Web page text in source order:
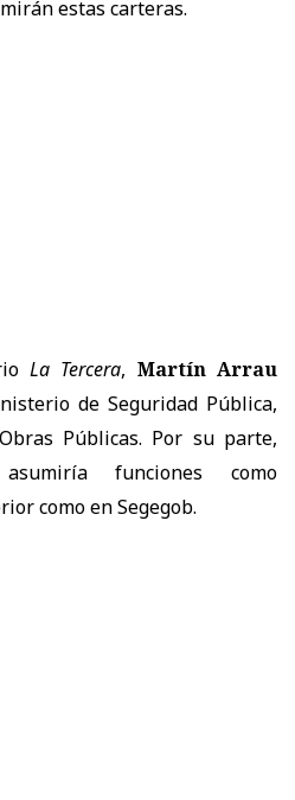
estas carteras.
La Tercera, Martín Arrau
de Seguridad Pública,
Públicas. Por su parte,
funciones como
como en Segegob.